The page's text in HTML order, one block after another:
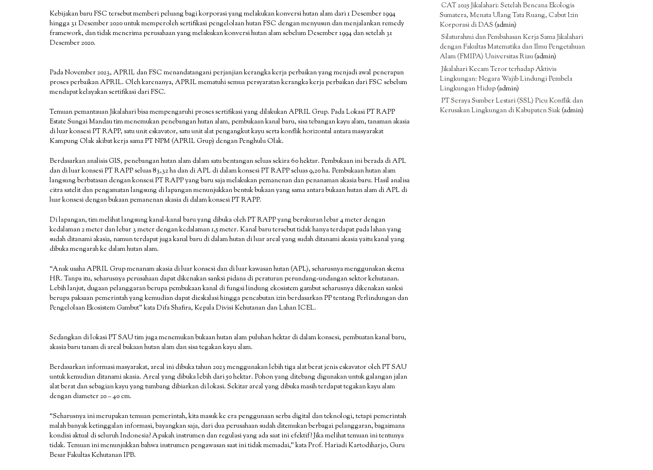
Kebijakan baru FSC tersebut memberi peluang bagi korporasi yang melakukan konversi hutan alam dari 1 Desember 1994
hingga 31 Desember 2020 untuk memperoleh sertifikasi pengelolaan hutan FSC dengan menyusun dan menjalankan remedy
framework, dan tidak menerima perusahaan yang melakukan konversi hutan alam sebelum Desember 1994 dan setelah 31
Desember 2020.
Pada November 2023, APRIL dan FSC menandatangani perjanjian kerangka kerja perbaikan yang menjadi awal penerapan
proses perbaikan APRIL. Oleh karenanya, APRIL mematuhi semua persyaratan kerangka kerja perbaikan dari FSC sebelum
mendapat kelayakan sertifikasi dari FSC.
Temuan pemantauan Jikalahari bisa mempengaruhi proses sertifikasi yang dilakukan APRIL Grup. Pada Lokasi PT RAPP
Estate Sungai Mandau tim menemukan penebangan hutan alam, pembukaan kanal baru, sisa tebangan kayu alam, tanaman akasia
di luar konsesi PT RAPP, satu unit eskavator, satu unit alat pengangkut kayu serta konflik horizontal antara masyarakat
Kampung Olak akibat kerja sama PT NPM (APRIL Grup) dengan Penghulu Olak.
Berdasarkan analisis GIS, penebangan hutan alam dalam satu bentangan seluas sekira 60 hektar. Pembukaan ini berada di APL
dan di luar konsesi PT RAPP seluas 83,32 ha dan di APL di dalam konsesi PT RAPP seluas 9,20 ha. Pembukaan hutan alam
langsung berbatasan dengan konsesi PT RAPP yang baru saja melakukan pemanenan dan penanaman akasia baru. Hasil analisa
citra satelit dan pengamatan langsung di lapangan menunjukkan bentuk bukaan yang sama antara bukaan hutan alam di APL di
luar konsesi dengan bukaan pemanenan akasia di dalam konsesi PT RAPP.
Di lapangan, tim melihat langsung kanal-kanal baru yang dibuka oleh PT RAPP yang berukuran lebar 4 meter dengan
kedalaman 2 meter dan lebar 3 meter dengan kedalaman 1,5 meter. Kanal baru tersebut tidak hanya terdapat pada lahan yang
sudah ditanami akasia, namun terdapat juga kanal baru di dalam hutan di luar areal yang sudah ditanami akasia yaitu kanal yang
dibuka mengarah ke dalam hutan alam.
“Anak usaha APRIL Grup menanam akasia di luar konsesi dan di luar kawasan hutan (APL), seharusnya menggunakan skema
HR. Tanpa itu, seharusnya perusahaan dapat dikenakan sanksi pidana di peraturan perundang-undangan sektor kehutanan.
Lebih lanjut, dugaan pelanggaran berupa pembukaan kanal di fungsi lindung ekosistem gambut seharusnya dikenakan sanksi
berupa paksaan pemerintah yang kemudian dapat dieskalasi hingga pencabutan izin berdasarkan PP tentang Perlindungan dan
Pengelolaan Ekosistem Gambut” kata Difa Shafira, Kepala Divisi Kehutanan dan Lahan ICEL.
Sedangkan di lokasi PT SAU tim juga menemukan bukaan hutan alam puluhan hektar di dalam konsesi, pembuatan kanal baru,
akasia baru tanam di areal bukaan hutan alam dan sisa tegakan kayu alam.
Berdasarkan informasi masyarakat, areal ini dibuka tahun 2023 menggunakan lebih tiga alat berat jenis eskavator oleh PT SAU
untuk kemudian ditanami akasia. Areal yang dibuka lebih dari 50 hektar. Pohon yang ditebang digunakan untuk galangan jalan
alat berat dan sebagian kayu yang tumbang dibiarkan di lokasi. Sekitar areal yang dibuka masih terdapat tegakan kayu alam
dengan diameter 20 – 40 cm.
“Seharusnya ini merupakan temuan pemerintah, kita masuk ke era penggunaan serba digital dan teknologi, tetapi pemerintah
malah banyak ketinggalan informasi, bayangkan saja, dari dua perusahaan sudah ditemukan berbagai pelanggaran, bagaimana
kondisi aktual di seluruh Indonesia? Apakah instrumen dan regulasi yang ada saat ini efektif? Jika melihat temuan ini tentunya
tidak. Temuan ini menunjukkan bahwa instrumen pengawasan saat ini tidak memadai,” kata Prof. Hariadi Kartodiharjo, Guru
Besar Fakultas Kehutanan IPB.
CAT 2025 Jikalahari: Setelah Bencana Ekologis
Sumatera, Menata Ulang Tata Ruang, Cabut Izin
Korporasi di DAS (admin)
Silaturahmi dan Pembahasan Kerja Sama Jikalahari
dengan Fakultas Matematika dan Ilmu Pengetahuan
Alam (FMIPA) Universitas Riau(admin)
Jikalahari Kecam Teror terhadap Aktivis
Lingkungan: Negara Wajib Lindungi Pembela
Lingkungan Hidup(admin)
PT Seraya Sumber Lestari (SSL) Picu Konflik dan
Kerusakan Lingkungan di Kabupaten Siak(admin)